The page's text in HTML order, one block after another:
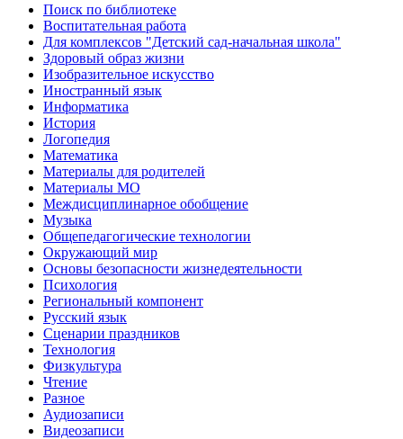
Поиск по библиотеке
Воспитательная работа
Для комплексов "Детский сад-начальная школа"
Здоровый образ жизни
Изобразительное искусство
Иностранный язык
Информатика
История
Логопедия
Математика
Материалы для родителей
Материалы МО
Междисциплинарное обобщение
Музыка
Общепедагогические технологии
Окружающий мир
Основы безопасности жизнедеятельности
Психология
Региональный компонент
Русский язык
Сценарии праздников
Технология
Физкультура
Чтение
Разное
Аудиозаписи
Видеозаписи